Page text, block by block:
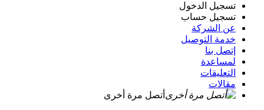
تسجيل الدخول
تسجيل حساب
عن الشركة
خدمة التوصيل
إتصل بنا
لمساعدة
التعليقات
مقالات
أتصل مرة أخرى